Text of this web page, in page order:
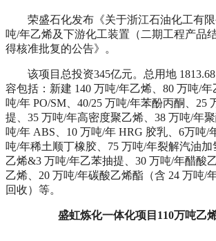
荣盛石化发布《关于浙江石油化工有
吨/年乙烯及下游化工装置（二期工程产品
得核准批复的公告》。
该项目总投资345亿元。总用地
容包括：新建 140 万吨/年乙烯、80 万吨/年
吨/年 PO/SM、40/25 万吨/年苯酚丙酮、25
提、35 万吨/年高密度聚乙烯、38 万吨/年
吨/年 ABS、10 万吨/年 HRG 胶乳、6万吨/
吨/年稀土顺丁橡胶、75 万吨/年裂解汽油加
乙烯&3 万吨/年乙苯抽提、30 万吨/年醋酸
乙烯、20 万吨/年碳酸乙烯酯（含 24 万吨/
回收）等。
盛虹炼化一体化项目110万吨乙